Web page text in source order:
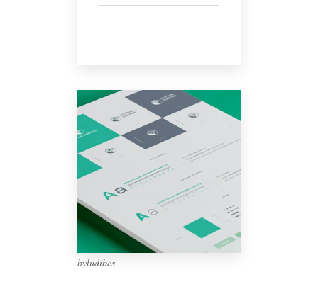
byludibes
99designs Studio
ロゴデザイン